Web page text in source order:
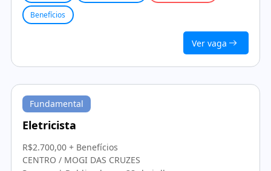
Benefícios
Ver vaga
Fundamental
Eletricista
R$2.700,00 + Benefícios
CENTRO / MOGI DAS CRUZES